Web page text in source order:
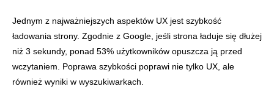
Jednym z najważniejszych aspektów UX jest szybkość
ładowania strony. Zgodnie z Google, jeśli strona ładuje się dłużej
niż 3 sekundy, ponad 53% użytkowników opuszcza ją przed
wczytaniem. Poprawa szybkości poprawi nie tylko UX, ale
również wyniki w wyszukiwarkach.